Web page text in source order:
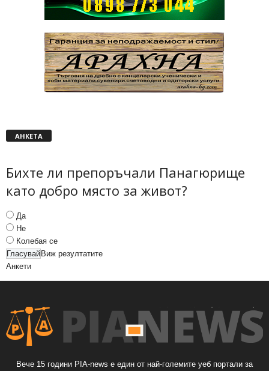
АНКЕТА
Бихте ли препоръчали Панагюрище
като добро място за живот?
Да
Не
Колебая се
Виж резултатите
Анкети
Вече 15 години PIA-news е един от най-големите уеб портали за